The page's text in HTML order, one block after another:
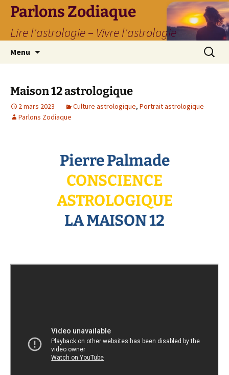
Parlons Zodiaque
Lire l'astrologie – Vivre l'astrologie
Menu
Maison 12 astrologique
2 mars 2023 Culture astrologique, Portrait astrologique
Parlons Zodiaque
Pierre Palmade
CONSCIENCE
ASTROLOGIQUE
LA MAISON 12